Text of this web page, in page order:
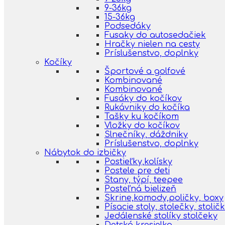
9-36kg
15-36kg
Podsedáky
Fusaky do autosedačiek
Hračky nielen na cesty
Príslušenstvo, doplnky
Kočíky
Športové a golfové
Kombinované
Kombinované
Fusáky do kočíkov
Rukávniky do kočíka
Tašky ku kočíkom
Vložky do kočíkov
Slnečníky, dáždniky
Príslušenstvo, doplnky
Nábytok do izbičky
Postieľky,kolísky
Postele pre deti
Stany, týpí, teepee
Posteľná bielizeň
Skrine,komody,poličky, boxy
Písacie stoly, stolečky,
Jedálenské stolíky stolčeky